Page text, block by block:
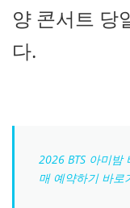
양 콘서트 당
다.
2026 BTS 아미밤
매 예약하기 바로